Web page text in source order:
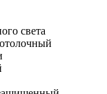
света